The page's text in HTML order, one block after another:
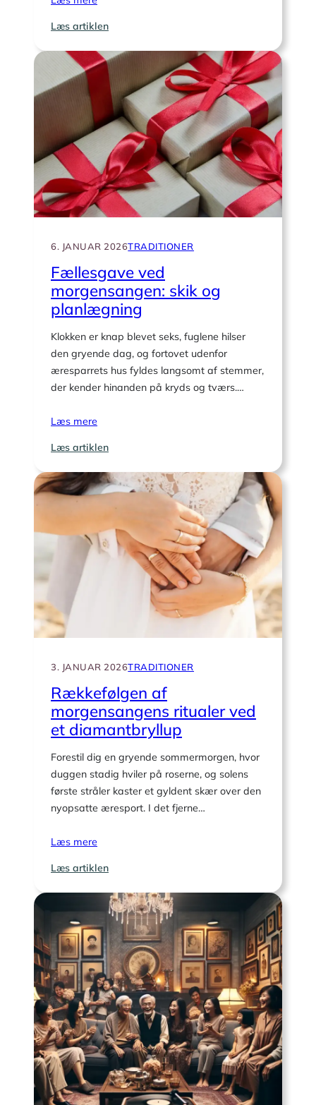
Læs artiklen:
der
medbringes
blomster
til
morgensangen
ved
et
diamantbryllup?
6. JANUAR 2026TRADITIONER
Fællesgave ved
morgensangen: skik og
planlægning
Klokken er knap blevet seks, fuglene hilser
den gryende dag, og fortovet udenfor
æresparrets hus fyldes langsomt af stemmer,
der kender hinanden på kryds og tværs.…
Læs mere
Læs artiklen:
ved
morgensangen:
skik
planlægning
3. JANUAR 2026TRADITIONER
Rækkefølgen af
morgensangens ritualer ved
et diamantbryllup
Forestil dig en gryende sommermorgen, hvor
duggen stadig hviler på roserne, og solens
første stråler kaster et gyldent skær over den
nyopsatte æresport. I det fjerne…
Læs mere
Læs artiklen:
af
morgensangens
ritualer
ved
et
diamantbryllup